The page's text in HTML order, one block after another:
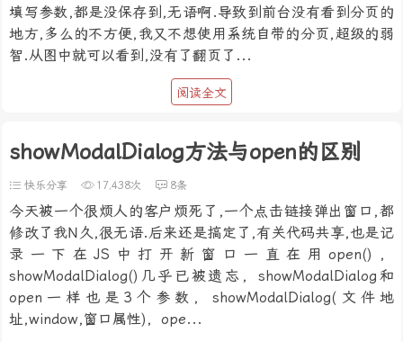
填写参数,都是没保存到,无语啊.导致到前台没有看到分页的
地方,多么的不方便,我又不想使用系统自带的分页,超级的弱
智.从图中就可以看到,没有了翻页了...
阅读全文
showModalDialog方法与open的区别
快乐分享 17,438次 8条
今天被一个很烦人的客户烦死了,一个点击链接弹出窗口,都
修改了我N久,很无语.后来还是搞定了,有关代码共享,也是记
录一下在JS中打开新窗口一直在用open()，
showModalDialog()几乎已被遗忘，showModalDialog和
open一样也是3个参数，showModalDialog(文件地
址,window,窗口属性)，ope...